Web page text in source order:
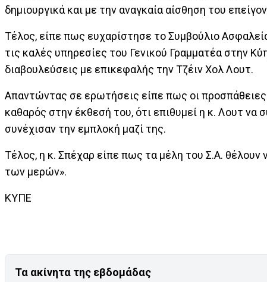
δημιουργικά και με την αναγκαία αίσθηση του
Τέλος, είπε πως ευχαρίστησε το Συμβούλιο
τις καλές υπηρεσίες του Γενικού Γραμματέα στην
διαβουλεύσεις με επικεφαλής την Τζέιν Χολ Λουτ.
Απαντώντας σε ερωτήσεις είπε πως οι προσπάθειες
καθαρός στην έκθεσή του, ότι επιθυμεί η κ. Λουτ να
συνέχισαν την εμπλοκή μαζί της.
Τέλος, η κ. Σπέχαρ είπε πως τα μέλη του Σ.Α. θέλουν
των μερών».
ΚΥΠΕ
Τα ακίνητα της εβδομάδας